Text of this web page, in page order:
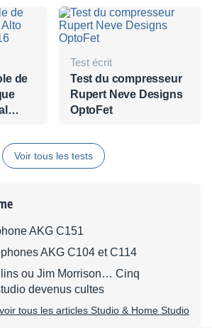
de
Test écrit
Test du compresseur
Rupert Neve Designs
OptoFet
Voir tous les tests
AKG C151
AKG C104 et C114
ou Jim Morrison… Cinq
devenus cultes
voir tous les articles Studio & Home Studio